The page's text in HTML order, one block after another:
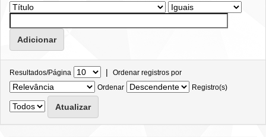
Resultados/Página | Ordenar registros por
Ordenar
Registro(s)